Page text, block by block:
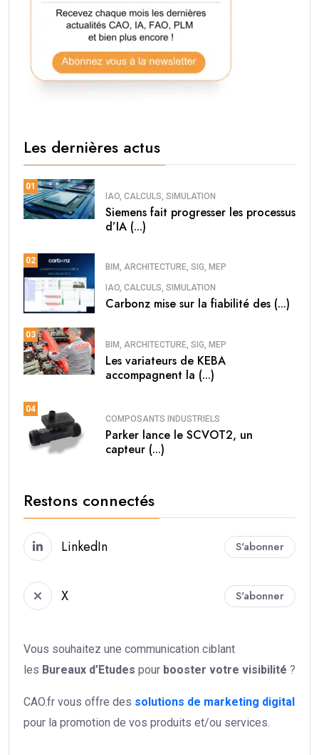
Les dernières actus
01
IAO, CALCULS, SIMULATION
Siemens fait progresser les processus
d’IA (...)
02
BIM, ARCHITECTURE, SIG, MEP
IAO, CALCULS, SIMULATION
Carbonz mise sur la fiabilité des (...)
03
BIM, ARCHITECTURE, SIG, MEP
Les variateurs de KEBA
accompagnent la (...)
04
COMPOSANTS INDUSTRIELS
Parker lance le SCVOT2, un
capteur (...)
Restons connectés
LinkedIn S'abonner
X S'abonner
Vous souhaitez une communication ciblant
les Bureaux d’Etudes pour booster votre visibilité ?
CAO.fr vous offre des solutions de marketing digital
pour la promotion de vos produits et/ou services.